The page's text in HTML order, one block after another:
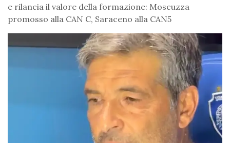
e rilancia il valore della formazione: Moscuzza
promosso alla CAN C, Saraceno alla CAN5